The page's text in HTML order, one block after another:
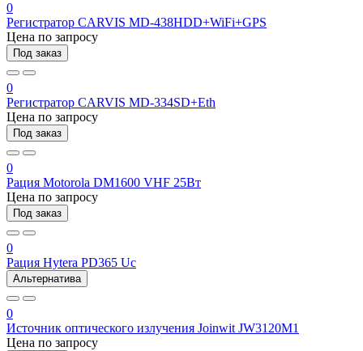
0
Регистратор CARVIS MD-438HDD+WiFi+GPS
Цена по запросу
Под заказ
0
Регистратор CARVIS MD-334SD+Eth
Цена по запросу
Под заказ
0
Рация Motorola DM1600 VHF 25Вт
Цена по запросу
Под заказ
0
Рация Hytera PD365 Uc
Альтернатива
0
Источник оптического излучения Joinwit JW3120M1
Цена по запросу